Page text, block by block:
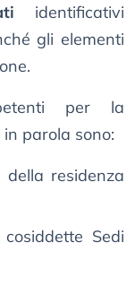
identificativi
gli elementi
per la
parola sono:
residenza
Sedi